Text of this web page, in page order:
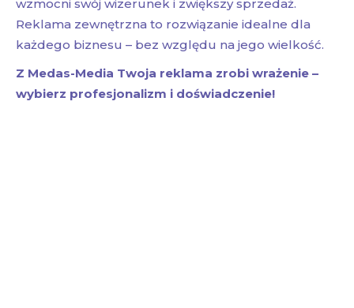
wzmocni swój wizerunek i zwiększy sprzedaż.
Reklama zewnętrzna to rozwiązanie idealne dla
każdego biznesu – bez względu na jego wielkość.
Z Medas-Media Twoja reklama zrobi wrażenie –
wybierz profesjonalizm i doświadczenie!